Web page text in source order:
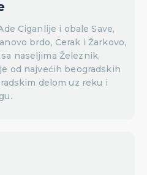
Ciganlije i obale Save,
brdo, Cerak i Žarkovo,
naseljima Železnik,
od najvećih beogradskih
delom uz reku i